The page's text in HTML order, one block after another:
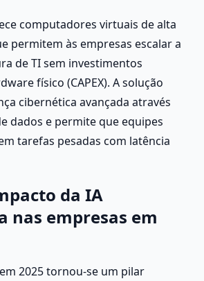
computadores virtuais de alta
permitem às empresas escalar a
de TI sem investimentos
físico (CAPEX). A solução
cibernética avançada através
dados e permite que equipes
tarefas pesadas com latência
da IA
nas empresas em
2025 tornou-se um pilar